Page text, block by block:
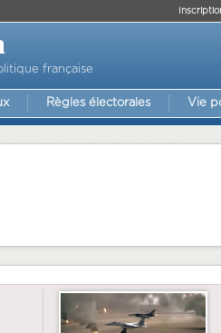
française
Règles électorales Vie